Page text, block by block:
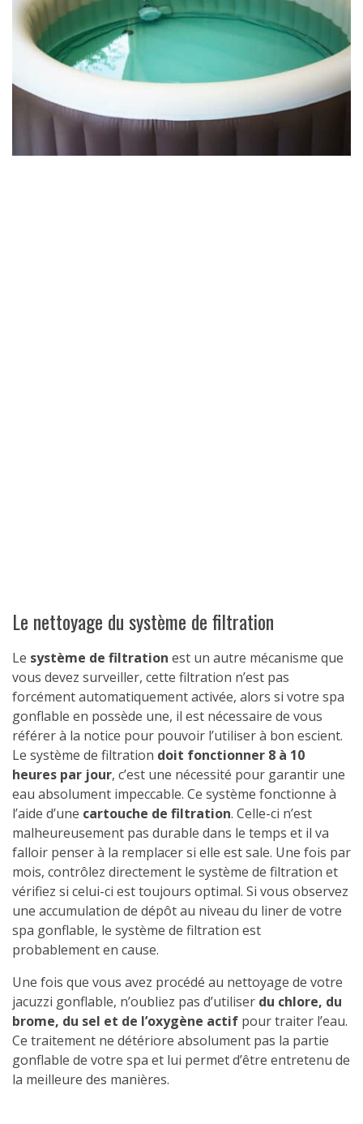
Le nettoyage du système de filtration
Le système de filtration est un autre mécanisme que
vous devez surveiller, cette filtration n’est pas
forcément automatiquement activée, alors si votre spa
gonflable en possède une, il est nécessaire de vous
référer à la notice pour pouvoir l’utiliser à bon escient.
Le système de filtration doit fonctionner 8 à 10
heures par jour, c’est une nécessité pour garantir une
eau absolument impeccable. Ce système fonctionne à
l’aide d’une cartouche de filtration. Celle-ci n’est
malheureusement pas durable dans le temps et il va
falloir penser à la remplacer si elle est sale. Une fois par
mois, contrôlez directement le système de filtration et
vérifiez si celui-ci est toujours optimal. Si vous observez
une accumulation de dépôt au niveau du liner de votre
spa gonflable, le système de filtration est
probablement en cause.
Une fois que vous avez procédé au nettoyage de votre
jacuzzi gonflable, n’oubliez pas d’utiliser du chlore, du
brome, du sel et de l’oxygène actif pour traiter l’eau.
Ce traitement ne détériore absolument pas la partie
gonflable de votre spa et lui permet d’être entretenu de
la meilleure des manières.